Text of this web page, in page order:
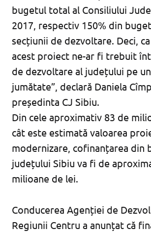
bugetul total al Consiliului
2017, respectiv 150% din
secțiunii de dezvoltare. Deci,
acest proiect ne-ar fi trebuit
de dezvoltare al județului pe
jumătate”, declară Daniela
președinta CJ Sibiu.
Din cele aproximativ 83 de
cât este estimată valoarea
modernizare, cofinanțarea din
județului Sibiu va fi de
milioane de lei.
Conducerea Agenției de
Regiunii Centru a anunțat că